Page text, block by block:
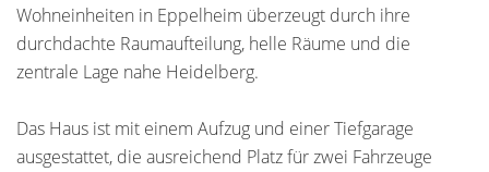
Wohneinheiten in Eppelheim überzeugt durch ihre
durchdachte Raumaufteilung, helle Räume und die
zentrale Lage nahe Heidelberg.
Das Haus ist mit einem Aufzug und einer Tiefgarage
ausgestattet, die ausreichend Platz für zwei Fahrzeuge